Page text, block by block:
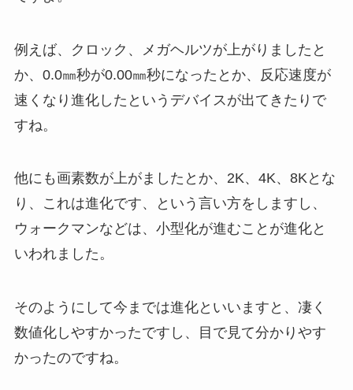
例えば、クロック、メガヘルツが上がりましたと
か、0.0㎜秒が0.00㎜秒になったとか、反応速度が
速くなり進化したというデバイスが出てきたりで
すね。
他にも画素数が上がましたとか、2K、4K、8Kとな
り、これは進化です、という言い方をしますし、
ウォークマンなどは、小型化が進むことが進化と
いわれました。
そのようにして今までは進化といいますと、凄く
数値化しやすかったですし、目で見て分かりやす
かったのですね。